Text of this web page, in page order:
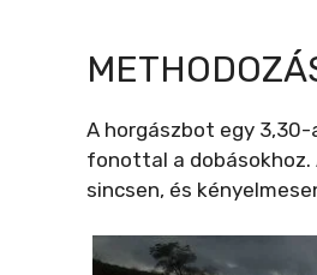
A horgászbot egy
fonottal a dobásokhoz.
sincsen, és